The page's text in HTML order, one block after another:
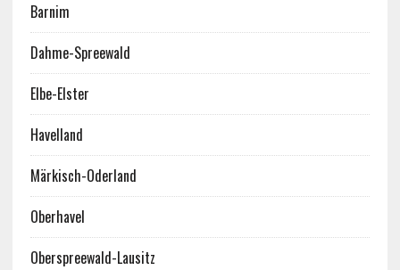
Barnim
Dahme-Spreewald
Elbe-Elster
Havelland
Märkisch-Oderland
Oberhavel
Oberspreewald-Lausitz